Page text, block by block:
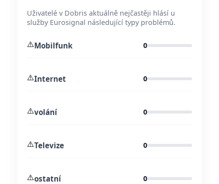
Uživatelé v Dobris aktuálně nejčastěji hlásí u
služby Eurosignal následující typy problémů.
⚠️Mobilfunk 0
⚠️Internet 0
⚠️volání 0
⚠️Televize 0
⚠️ostatní 0